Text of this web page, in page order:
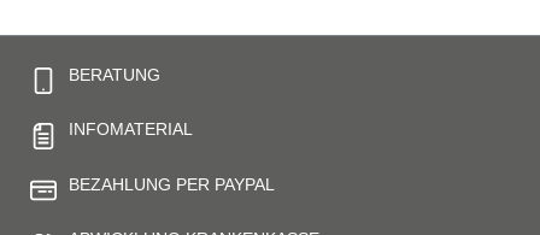
BERATUNG
INFOMATERIAL
BEZAHLUNG PER PAYPAL